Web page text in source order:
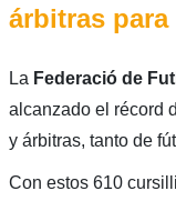
árbitras para
La Federació de
alcanzado el récord
y árbitras, tanto de
Con estos 610